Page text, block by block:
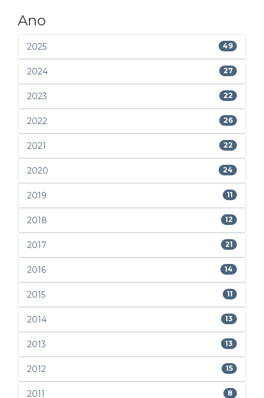
Ano
2025 49
2024 27
2023 22
2022 26
2021 22
2020 24
2019 11
2018 12
2017 21
2016 14
2015 11
2014 13
2013 13
2012 15
2011 8